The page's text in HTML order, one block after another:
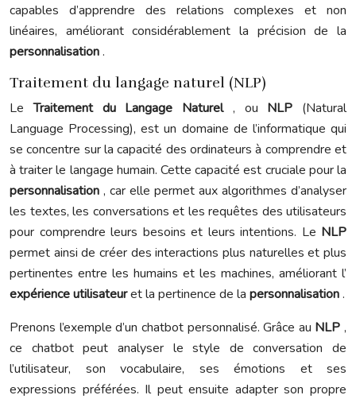
capables d’apprendre des relations complexes et non
linéaires, améliorant considérablement la précision de la
personnalisation.
Traitement du langage naturel (NLP)
LeTraitement du Langage Naturel , ou NLP (Natural
Language Processing), est un domaine de l’informatique qui
se concentre sur la capacité des ordinateurs à comprendre et
à traiter le langage humain. Cette capacité est cruciale pour la
personnalisation , car elle permet aux algorithmes d’analyser
les textes, les conversations et les requêtes des utilisateurs
pour comprendre leurs besoins et leurs intentions. Le NLP
permet ainsi de créer des interactions plus naturelles et plus
pertinentes entre les humains et les machines, améliorant l’
expérience utilisateuret la pertinence de la personnalisation.
Prenons l’exemple d’un chatbot personnalisé. Grâce au NLP ,
ce chatbot peut analyser le style de conversation de
l’utilisateur, son vocabulaire, ses émotions et ses
expressions préférées. Il peut ensuite adapter son propre